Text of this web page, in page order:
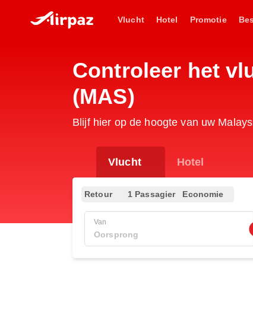
Vlucht Hotel Promotie
Controleer het
(MAS)
Blijf hier op de hoogte van uw
Vlucht Hotel
Retour 1 Passagier Economie
Van